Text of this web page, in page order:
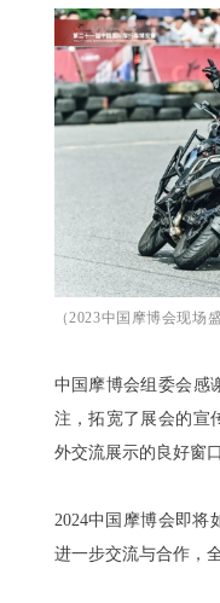
（2023中国摩博会现场盛
中国摩博会组委会感
注，拓宽了展会的宣
外交流展示的良好窗口
2024中国摩博会即将
进一步交流与合作，